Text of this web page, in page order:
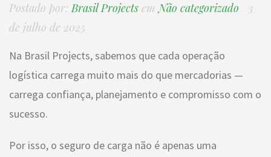
Postado por: Brasil Projects em Não categorizado
3
de julho de 2025
Na Brasil Projects, sabemos que cada operação
logística carrega muito mais do que mercadorias —
carrega confiança, planejamento e compromisso com o
sucesso.
Por isso, o seguro de carga não é apenas uma